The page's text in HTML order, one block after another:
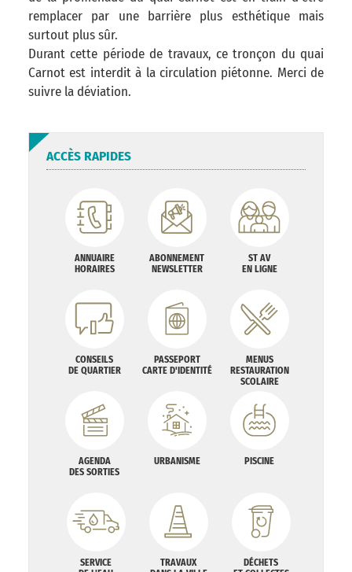
remplacer par une barrière plus esthétique mais
surtout plus sûr.
Durant cette période de travaux, ce tronçon du quai
Carnot est interdit à la circulation piétonne. Merci de
suivre la déviation.
ACCÈS RAPIDES
ANNUAIRE
HORAIRES
ABONNEMENT
NEWSLETTER
ST AV
EN LIGNE
CONSEILS
DE QUARTIER
PASSEPORT
CARTE D'IDENTITÉ
MENUS
RESTAURATION
SCOLAIRE
AGENDA
DES SORTIES
URBANISME PISCINE
SERVICE
TRAVAUX
DÉCHETS